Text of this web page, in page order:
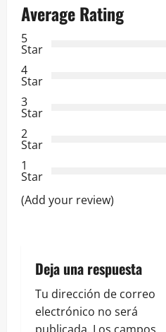
a
c
i
ó
n
d
e
n
t
r
Average Rating
5
Star
4
Star
3
Star
2
Star
1
Star
(Add your review)
Deja una respuesta
Tu dirección de correo
electrónico no será